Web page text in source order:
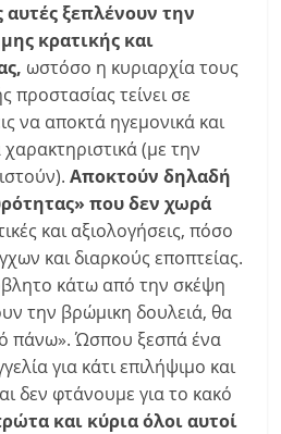
αυτές ξεπλένουν την
κρατικής και
ωστόσο η κυριαρχία τους
προστασίας τείνει σε
να αποκτά ηγεμονικά και
(με την
Αποκτούν δηλαδή
που δεν χωρά
και αξιολογήσεις, πόσο
και διαρκούς εποπτείας.
κάτω από την σκέψη
την βρώμικη δουλειά, θα
πάνω». Ώσπου ξεσπά ένα
για κάτι επιλήψιμο και
δεν φτάνουμε για το κακό
και κύρια όλοι αυτοί